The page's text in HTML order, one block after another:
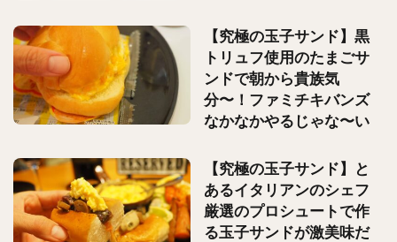
【究極の玉子サンド】黒
トリュフ使用のたまごサ
ンドで朝から貴族気
分〜！ファミチキバンズ
なかなかやるじゃな〜い
【究極の玉子サンド】と
あるイタリアンのシェフ
厳選のプロシュートで作
る玉子サンドが激美味だ